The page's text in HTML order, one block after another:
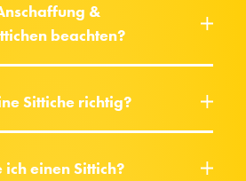
&
beachten?
Sittiche richtig?
einen Sittich?